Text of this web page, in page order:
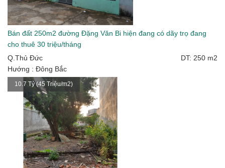
Bán đất 250m2 đường Đặng Văn Bi hiện đang có dãy trọ đang
cho thuê 30 triệu/tháng
Q.Thủ Đức
DT: 250 m2
Hướng : Đông Bắc
10.7 Tỷ (45 Triệu/m2)